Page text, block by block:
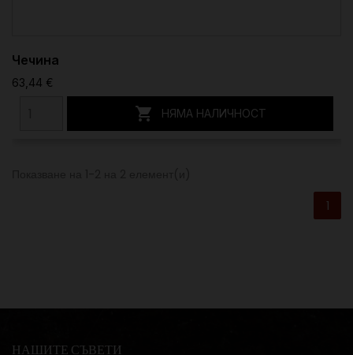
Чечина
63,44 €
 НЯМА НАЛИЧНОСТ
1
НАШИТЕ СЪВЕТИ